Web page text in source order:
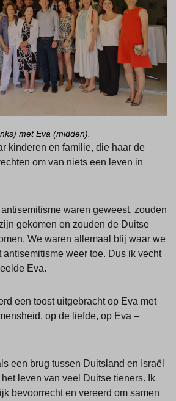
met Eva (midden).
kinderen en familie, die haar de
om van niets een leven in
waren geweest, zouden
gekomen en zouden de Duitse
We waren allemaal blij waar we
antisemitisme weer toe. Dus ik vecht
Eva.
een toost uitgebracht op Eva met
op de liefde, op Eva –
een brug tussen Duitsland en Israël
leven van veel Duitse tieners. Ik
bevoorrecht en vereerd om samen